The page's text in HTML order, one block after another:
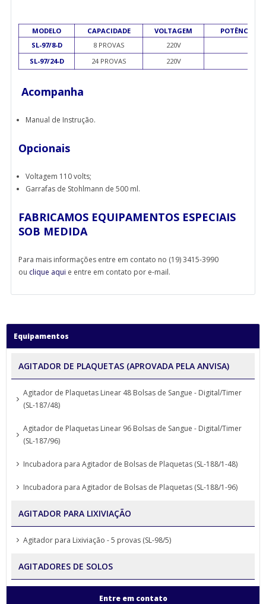
MODELO CAPACIDADE VOLTAGEM
POTÊNCIA
SL-97/8-D
8 PROVAS 220V
SL-97/24-D
24 PROVAS 220V
Acompanha
Manual de Instrução.
Opcionais
Voltagem 110 volts;
Garrafas de Stohlmann de 500 ml.
FABRICAMOS EQUIPAMENTOS ESPECIAIS
SOB MEDIDA
Para mais informações entre em contato no (19) 3415-3990
ou clique aqui e entre em contato por e-mail.
Equipamentos
AGITADOR DE PLAQUETAS (APROVADA PELA ANVISA)
Agitador de Plaquetas Linear 48 Bolsas de Sangue - Digital/Timer
(SL-187/48)
Agitador de Plaquetas Linear 96 Bolsas de Sangue - Digital/Timer
(SL-187/96)
Incubadora para Agitador de Bolsas de Plaquetas (SL-188/1-48)
Incubadora para Agitador de Bolsas de Plaquetas (SL-188/1-96)
AGITADOR PARA LIXIVIAÇÃO
Agitador para Lixiviação - 5 provas (SL-98/5)
AGITADORES DE SOLOS
Entre em contato